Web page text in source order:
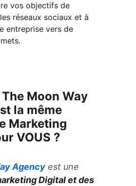
vos objectifs de
réseaux sociaux et à
entreprise vers de
Moon Way
la même
Marketing
VOUS ?
Agency est une
Digital et des